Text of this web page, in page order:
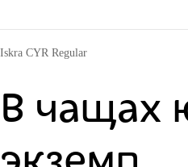
Iskra CYR Regular
В чащах